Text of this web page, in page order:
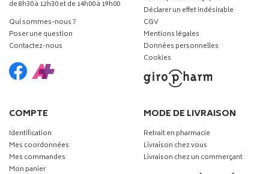
de 8h30 à 12h30 et de 14h00 à 19h00
Qui sommes-nous ?
Poser une question
Contactez-nous
Déclarer un effet indésirable
CGV
Mentions légales
Données personnelles
Cookies
COMPTE
Identification
Mes coordonnées
Mes commandes
Mon panier
MODE DE LIVRAISON
Retrait en pharmacie
Livraison chez vous
Livraison chez un commerçant